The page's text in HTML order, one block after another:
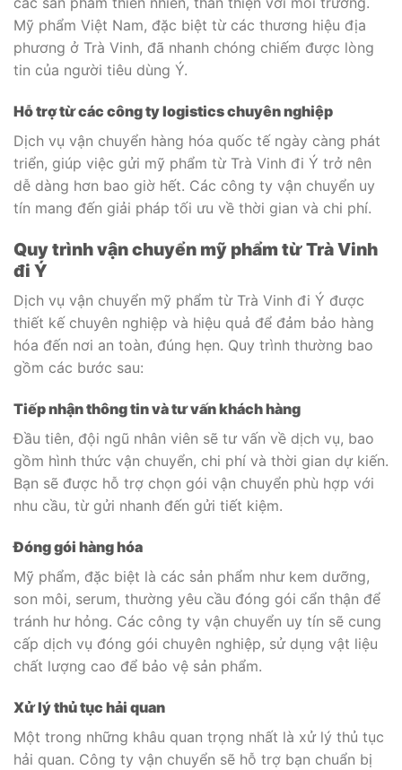
Mỹ phẩm Việt Nam, đặc biệt từ các thương hiệu địa
phương ở Trà Vinh, đã nhanh chóng chiếm được lòng
tin của người tiêu dùng Ý.
Hỗ trợ từ các công ty logistics chuyên nghiệp
Dịch vụ vận chuyển hàng hóa quốc tế ngày càng phát
triển, giúp việc gửi mỹ phẩm từ Trà Vinh đi Ý trở nên
dễ dàng hơn bao giờ hết. Các công ty vận chuyển uy
tín mang đến giải pháp tối ưu về thời gian và chi phí.
Quy trình vận chuyển mỹ phẩm từ Trà Vinh
đi Ý
Dịch vụ vận chuyển mỹ phẩm từ Trà Vinh đi Ý được
thiết kế chuyên nghiệp và hiệu quả để đảm bảo hàng
hóa đến nơi an toàn, đúng hẹn. Quy trình thường bao
gồm các bước sau:
Tiếp nhận thông tin và tư vấn khách hàng
Đầu tiên, đội ngũ nhân viên sẽ tư vấn về dịch vụ, bao
gồm hình thức vận chuyển, chi phí và thời gian dự kiến.
Bạn sẽ được hỗ trợ chọn gói vận chuyển phù hợp với
nhu cầu, từ gửi nhanh đến gửi tiết kiệm.
Đóng gói hàng hóa
Mỹ phẩm, đặc biệt là các sản phẩm như kem dưỡng,
son môi, serum, thường yêu cầu đóng gói cẩn thận để
tránh hư hỏng. Các công ty vận chuyển uy tín sẽ cung
cấp dịch vụ đóng gói chuyên nghiệp, sử dụng vật liệu
chất lượng cao để bảo vệ sản phẩm.
Xử lý thủ tục hải quan
Một trong những khâu quan trọng nhất là xử lý thủ tục
hải quan. Công ty vận chuyển sẽ hỗ trợ bạn chuẩn bị